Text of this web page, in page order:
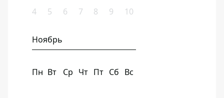
4 5 6 7 8 9 10
Ноябрь
Пн Вт Ср Чт Пт Сб Вс